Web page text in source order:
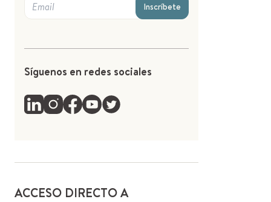
Inscríbete
Síguenos en redes sociales
ACCESO DIRECTO A